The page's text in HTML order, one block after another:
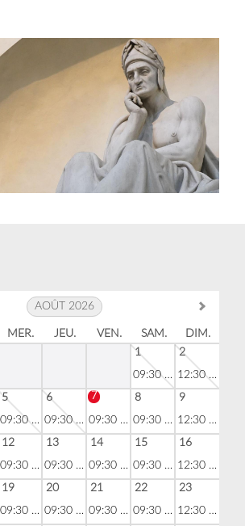
AOÛT 2026
MER. JEU. VEN. SAM.
DIM.
1
09:30 - 17:30
2
12:30 - 17:45
5
09:30 - 17:30
6
09:30 - 17:30
7
09:30 - 17:30
8
09:30 - 17:30
9
12:30 - 17:45
12
09:30 - 17:30
13
09:30 - 17:30
14
09:30 - 17:30
15
09:30 - 17:30
16
12:30 - 17:45
19
09:30 - 17:30
20
09:30 - 17:30
21
09:30 - 17:30
22
09:30 - 17:30
23
12:30 - 17:45